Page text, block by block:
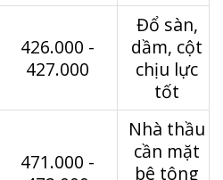
426.000 -
427.000
Đổ sàn,
dầm, cột
chịu lực
tốt
471.000 -
Nhà thầu
cần mặt
bê tông